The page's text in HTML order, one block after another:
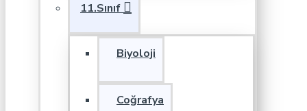
11.Sınıf
Biyoloji
Coğrafya